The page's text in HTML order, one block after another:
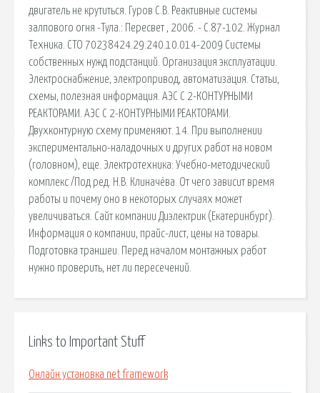
двигатель не крутиться. Гуров С.В. Реактивные системы
залпового огня -Тула.: Пересвет , 2006. - С.87-102. Журнал
Техника. СТО 70238424.29.240.10.014-2009 Системы
собственных нужд подстанций. Организация эксплуатации.
Электроснабжение, электропривод, автоматизация. Статьи,
схемы, полезная информация. АЭС С 2-КОНТУРНЫМИ
РЕАКТОРАМИ. АЭС С 2-КОНТУРНЫМИ РЕАКТОРАМИ.
Двухконтурную схему применяют. 14. При выполнении
экспериментально-наладочных и других работ на новом
(головном), еще. Электротехника: Учебно-методический
комплекс /Под ред. Н.В. Клиначёва. От чего зависит время
работы и почему оно в некоторых случаях может
увеличиваться. Сайт компании Диэлектрик (Екатеринбург).
Информация о компании, прайс-лист, цены на товары.
Подготовка траншеи. Перед началом монтажных работ
нужно проверить, нет ли пересечений.
Links to Important Stuff
Онлайн установка net framework